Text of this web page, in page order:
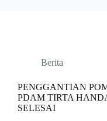
Berita
PENGGANTIAN
PDAM TIRTA
SELESAI